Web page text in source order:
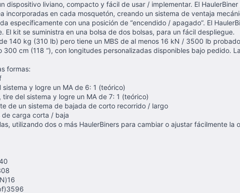
dispositivo liviano, compacto y fácil de usar / implementar. El
incorporadas en cada mosquetón, creando un sistema de ventaja
específicamente con una posición de “encendido / apagado”. El
El kit se suministra en una bolsa de dos bolsas, para un fácil despliegue.
140 kg (310 lb) pero tiene un MBS de al menos 16 kN / 3500 lb
300 cm (118 “), con longitudes personalizadas disponibles bajo
formas:
y logre un MA de 6: 1 (teórico)
del sistema y logre un MA de 7: 1 (teórico)
de un sistema de bajada de corto recorrido / largo
de carga corta / baja
utilizando dos o más HaulerBiners para cambiar o ajustar fácilmente la